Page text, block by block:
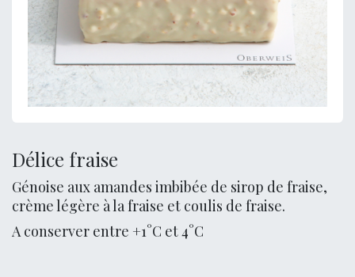
Délice fraise
Génoise aux amandes imbibée de sirop de fraise,
crème légère à la fraise et coulis de fraise.
A conserver entre +1°C et 4°C